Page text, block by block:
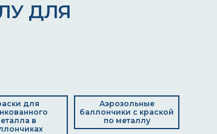
ДЛЯ
для
в
Аэрозольные
баллончики с краской
по металлу